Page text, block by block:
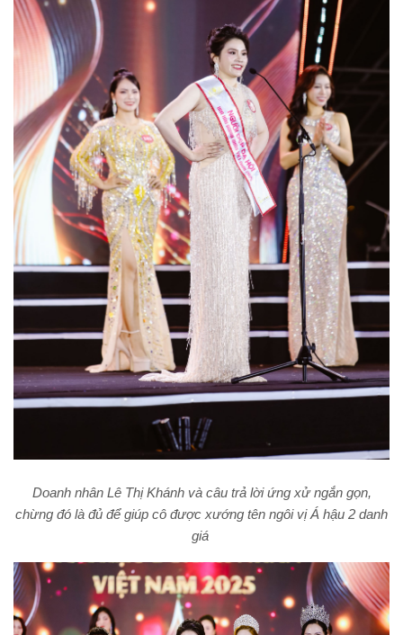
Doanh nhân Lê Thị Khánh và câu trả lời ứng xử ngắn gọn,
chừng đó là đủ để giúp cô được xướng tên ngôi vị Á hậu 2 danh
giá